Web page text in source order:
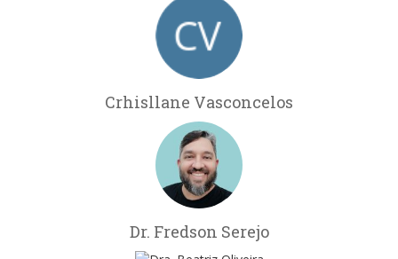
Crhisllane Vasconcelos
Dr. Fredson Serejo